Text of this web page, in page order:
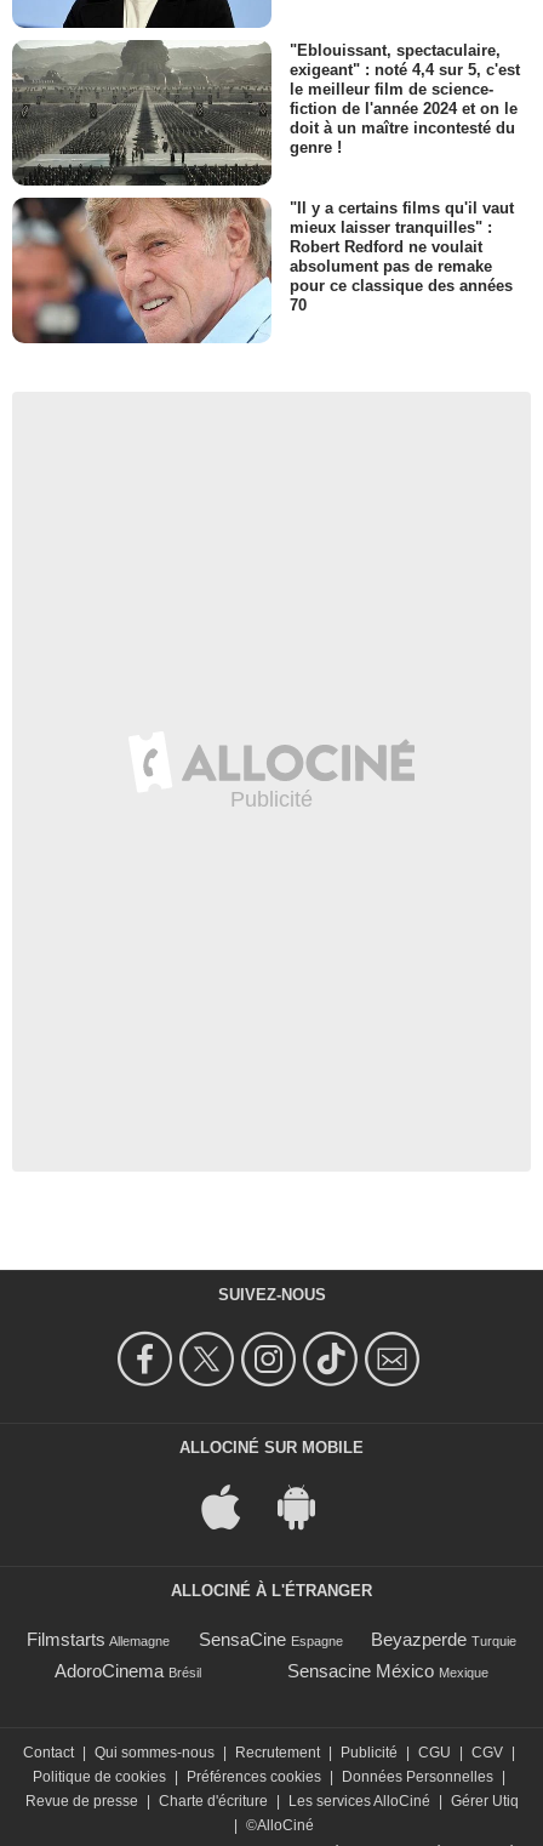
"Eblouissant, spectaculaire,
exigeant" : noté 4,4 sur 5, c'est
le meilleur film de science-
fiction de l'année 2024 et on le
doit à un maître incontesté du
genre !
"Il y a certains films qu'il vaut
mieux laisser tranquilles" :
Robert Redford ne voulait
absolument pas de remake
pour ce classique des années
70
SUIVEZ-NOUS
ALLOCINÉ SUR MOBILE
ALLOCINÉ À L'ÉTRANGER
Filmstarts Allemagne SensaCine Espagne Beyazperde Turquie
AdoroCinema Brésil Sensacine México Mexique
Contact Qui sommes-nous Recrutement Publicité CGU CGV
Politique de cookies
Préférences cookies Données Personnelles
Revue de presse
Charte d'écriture Les services AlloCiné
Gérer Utiq
©AlloCiné